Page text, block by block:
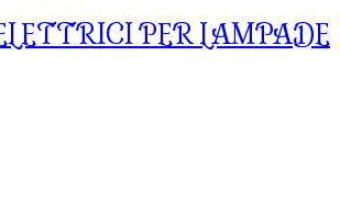
PER LAMPADE